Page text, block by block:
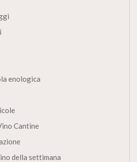
enologica
Cantine
della settimana